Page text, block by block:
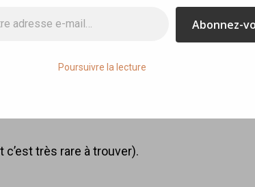
très rare à trouver).
Abonnez-
Poursuivre la lecture